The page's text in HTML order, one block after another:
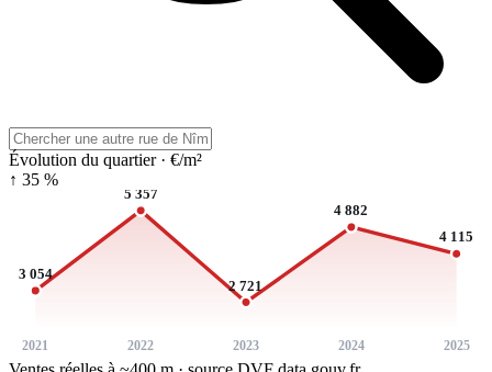
Évolution du quartier · €/m²
↑ 35 %
3 054
2021
5 357
2022
2 721
2023
4 882
2024
4 115
2025